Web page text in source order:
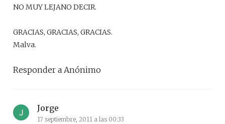
NO MUY LEJANO DECIR.
GRACIAS, GRACIAS, GRACIAS.
Malva.
Responder a Anónimo
Jorge
17 septiembre, 2011 a las 00:33